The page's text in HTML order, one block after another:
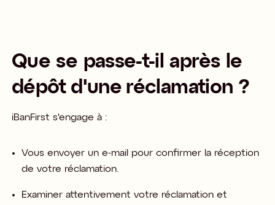
Que se passe-t-il après le
dépôt d'une réclamation ?
iBanFirst s'engage à : ​
Vous envoyer un e-mail pour confirmer la réception
de votre réclamation.​
Examiner attentivement votre réclamation et